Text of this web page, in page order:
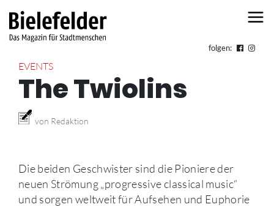
folgen:
EVENTS
The Twiolins
von Redaktion
Die beiden Geschwister sind die Pioniere der
neuen Strömung „progressive classical music“
und sorgen weltweit für Aufsehen und Euphorie